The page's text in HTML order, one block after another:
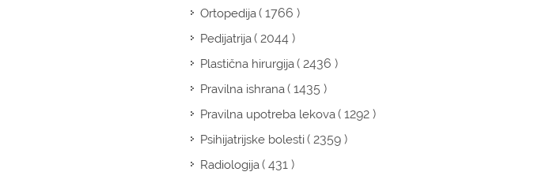
Ortopedija( 1766 )
Pedijatrija( 2044 )
Plastična hirurgija( 2436 )
Pravilna ishrana( 1435 )
Pravilna upotreba lekova( 1292 )
Psihijatrijske bolesti( 2359 )
Radiologija( 431 )